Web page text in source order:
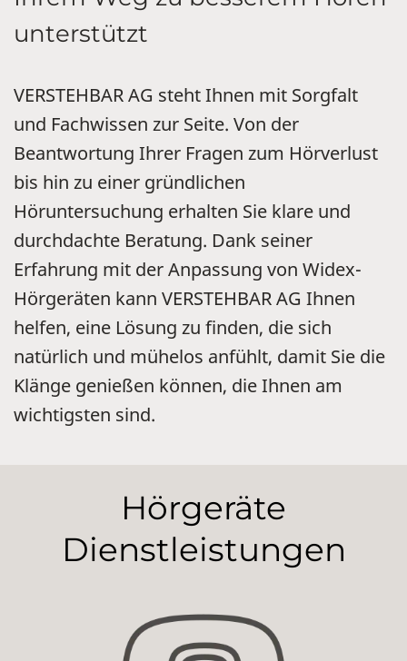
unterstützt
VERSTEHBAR AG steht Ihnen mit Sorgfalt
und Fachwissen zur Seite. Von der
Beantwortung Ihrer Fragen zum Hörverlust
bis hin zu einer gründlichen
Höruntersuchung erhalten Sie klare und
durchdachte Beratung. Dank seiner
Erfahrung mit der Anpassung von Widex-
Hörgeräten kann VERSTEHBAR AG Ihnen
helfen, eine Lösung zu finden, die sich
natürlich und mühelos anfühlt, damit Sie die
Klänge genießen können, die Ihnen am
wichtigsten sind.
Hörgeräte
Dienstleistungen